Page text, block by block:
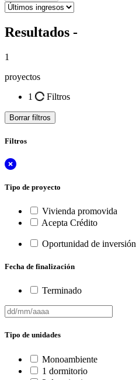
Resultados -
1
proyectos
1
Filtros
Borrar filtros
Filtros
Tipo de proyecto
Vivienda promovida
Acepta Crédito
Oportunidad de inversión
Fecha de finalización
Terminado
Tipo de unidades
Monoambiente
1 dormitorio